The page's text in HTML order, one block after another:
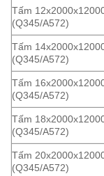
Tấm
(Q345/A572)
Tấm
(Q345/A572)
Tấm
(Q345/A572)
Tấm
(Q345/A572)
Tấm
(Q345/A572)